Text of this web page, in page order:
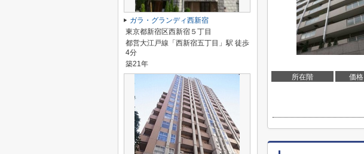
所在階 価格
ガラ・グランディ西新宿
東京都新宿区西新宿５丁目
都営大江戸線「西新宿五丁目」駅 徒歩
4分
築21年